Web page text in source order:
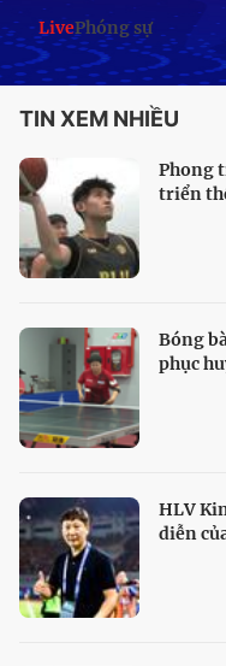
LivePhóng sự
TIN XEM NHIỀU
Phong
triển
Bóng
phục
HLV
diễn